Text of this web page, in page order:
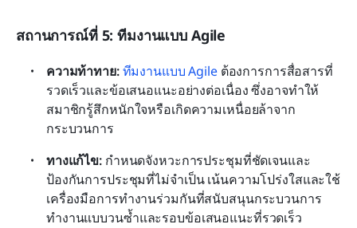
สถานการณ์ที่ 5: ทีมงานแบบ Agile
ความท้าทาย: ทีมงานแบบ Agile ต้องการการสื่อสารที่
รวดเร็วและข้อเสนอแนะอย่างต่อเนื่อง ซึ่งอาจทำให้
สมาชิกรู้สึกหนักใจหรือเกิดความเหนื่อยล้าจาก
กระบวนการ
ทางแก้ไข: กำหนดจังหวะการประชุมที่ชัดเจนและ
ป้องกันการประชุมที่ไม่จำเป็น เน้นความโปร่งใสและใช้
เครื่องมือการทำงานร่วมกันที่สนับสนุนกระบวนการ
ทำงานแบบวนซ้ำและรอบข้อเสนอแนะที่รวดเร็ว